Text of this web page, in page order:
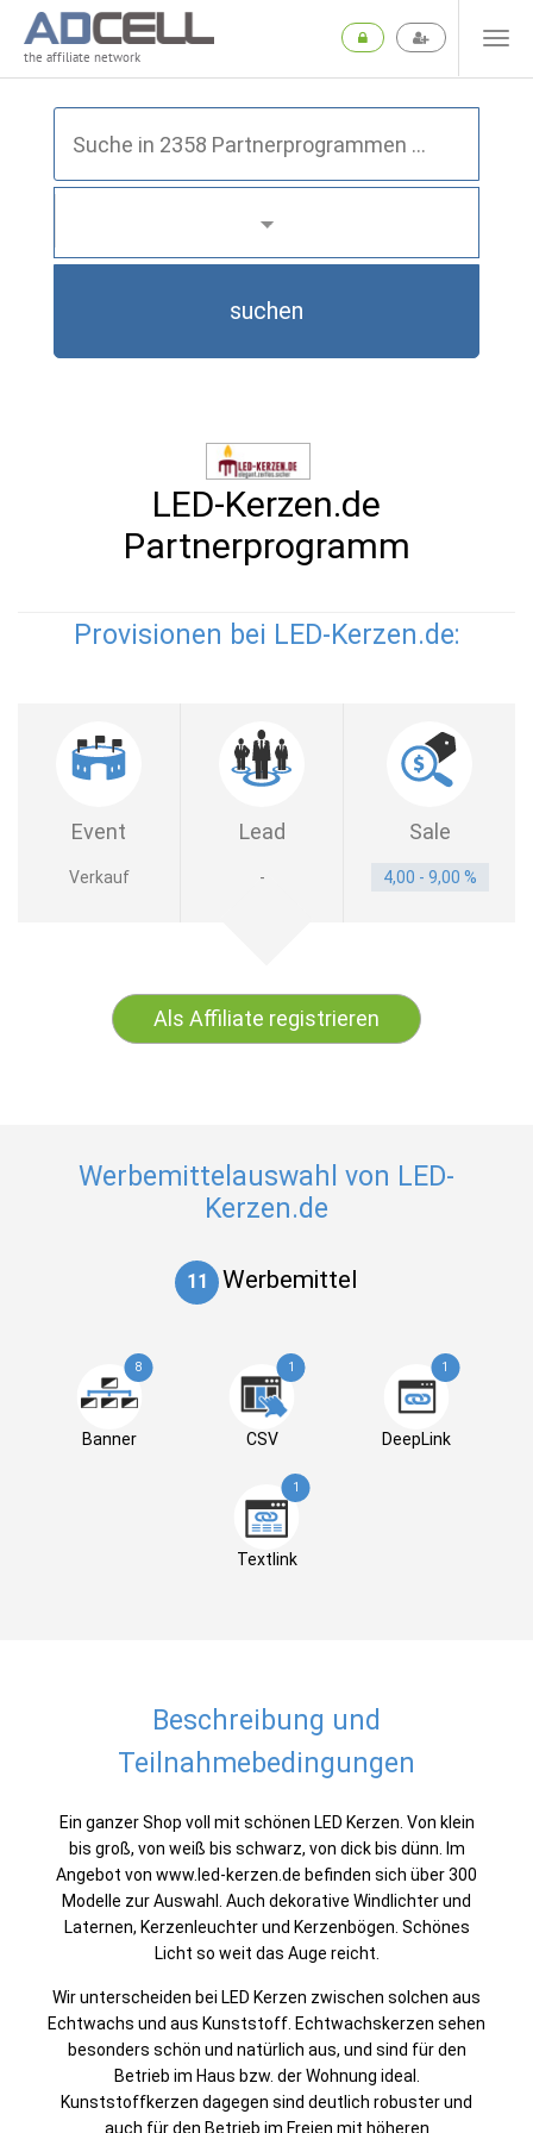
the affiliate network
suchen
LED-Kerzen.de
Partnerprogramm
Provisionen bei LED-Kerzen.de:
Event Lead Sale
Verkauf - 4,00 - 9,00 %
Als Affiliate registrieren
Werbemittelauswahl von LED-
Kerzen.de
11 Werbemittel
8
Banner
1
CSV
1
DeepLink
1
Textlink
Beschreibung und
Teilnahmebedingungen
Ein ganzer Shop voll mit schönen LED Kerzen. Von klein
bis groß, von weiß bis schwarz, von dick bis dünn. Im
Angebot von www.led-kerzen.de befinden sich über 300
Modelle zur Auswahl. Auch dekorative Windlichter und
Laternen, Kerzenleuchter und Kerzenbögen. Schönes
Licht so weit das Auge reicht.
Wir unterscheiden bei LED Kerzen zwischen solchen aus
Echtwachs und aus Kunststoff. Echtwachskerzen sehen
besonders schön und natürlich aus, und sind für den
Betrieb im Haus bzw. der Wohnung ideal.
Kunststoffkerzen dagegen sind deutlich robuster und
auch für den Betrieb im Freien mit höheren